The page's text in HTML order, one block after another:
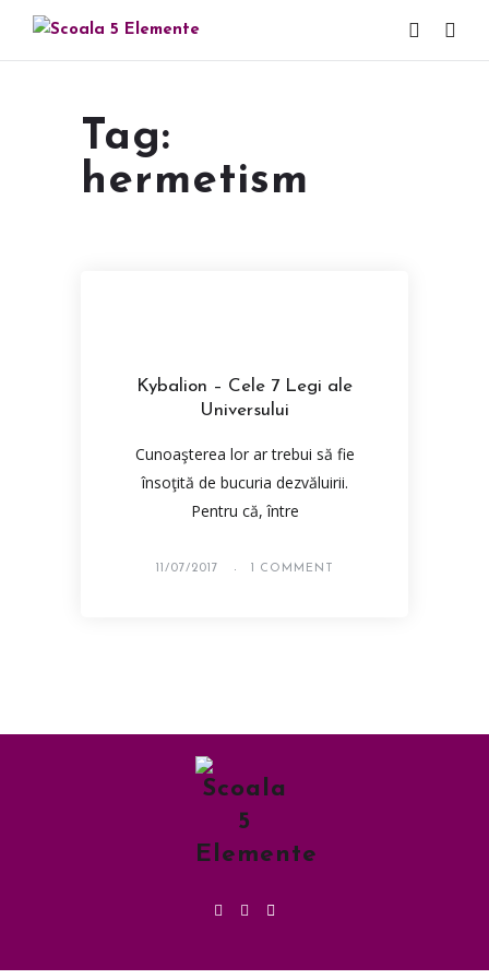
Tag:
hermetism
Kybalion – Cele 7 Legi ale
Universului
Cunoaşterea lor ar trebui să fie
însoţită de bucuria dezvăluirii.
Pentru că, între
11/07/2017 1 COMMENT